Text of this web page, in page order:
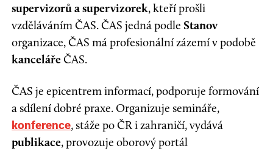
supervizorů a supervizorek, kteří prošli
vzděláváním ČAS. ČAS jedná podleStanov
organizace, ČAS má profesionální zázemí v podobě
kancelářeČAS.
ČAS je epicentrem informací, podporuje formování
a sdílení dobré praxe. Organizuje semináře,
konference, stáže po ČR i zahraničí, vydává
publikace, provozuje oborový portál